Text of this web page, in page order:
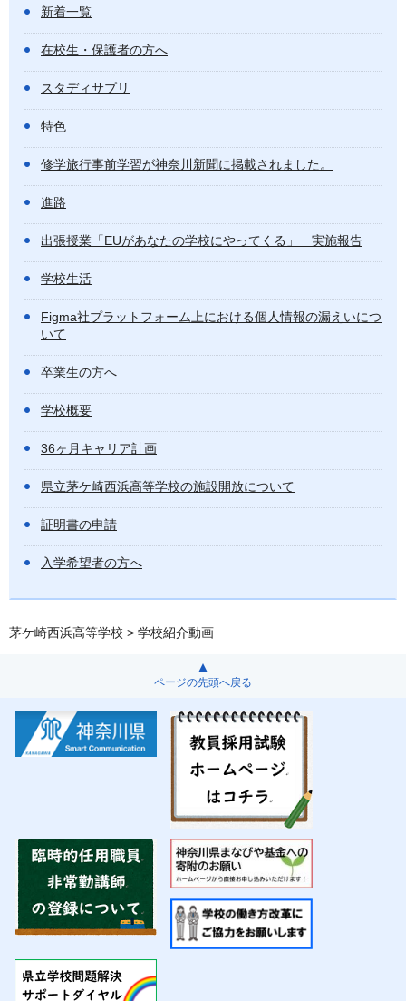
新着一覧
在校生・保護者の方へ
スタディサプリ
特色
修学旅行事前学習が神奈川新聞に掲載されました。
進路
出張授業「EUがあなたの学校にやってくる」 実施報告
学校生活
Figma社プラットフォーム上における個人情報の漏えいにつ
いて
卒業生の方へ
学校概要
36ヶ月キャリア計画
県立茅ケ崎西浜高等学校の施設開放について
証明書の申請
入学希望者の方へ
茅ケ崎西浜高等学校 > 学校紹介動画
ページの先頭へ戻る